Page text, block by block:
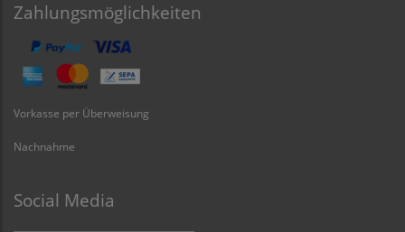
Zahlungsmöglichkeiten
Vorkasse per Überweisung
Nachnahme
Social Media